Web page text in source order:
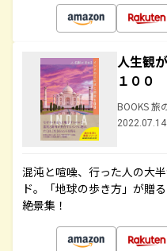
人生観
１００
BOOKS 旅
混沌と喧噪、行った人の大
ド。「地球の歩き方」が贈
絶景集！